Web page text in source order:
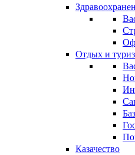
Отдых и
Казачество